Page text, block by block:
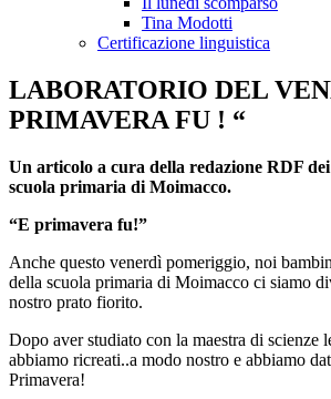
Tina Modotti
Certificazione linguistica
LABORATORIO DEL
PRIMAVERA FU ! “
Un articolo a cura della redazione RDF
scuola primaria di Moimacco.
“E primavera fu!”
Anche questo venerdì pomeriggio, noi
della scuola primaria di Moimacco ci siamo
nostro prato fiorito.
Dopo aver studiato con la maestra di scienze
abbiamo ricreati..a modo nostro e abbiamo
Primavera!